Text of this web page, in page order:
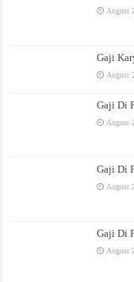
August
Gaji
August
Gaji Di
August
Gaji Di
August
Gaji Di
August